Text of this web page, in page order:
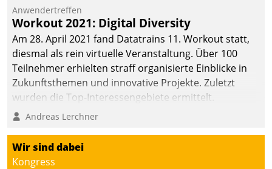
Cloud-Strategien und -
Lösungen mit hohem
Zukunftspotenzial.
Anwendertreffen
Workout 2021: Digital Diversity
Am 28. April 2021 fand Datatrains 11. Workout statt,
diesmal als rein virtuelle Veranstaltung. Über 100
Teilnehmer erhielten straff organisierte Einblicke in
Zukunftsthemen und innovative Projekte. Zuletzt
wurden die Top-Interessengebiete ermittelt.
Andreas Lerchner
Wir sind dabei
Kongress